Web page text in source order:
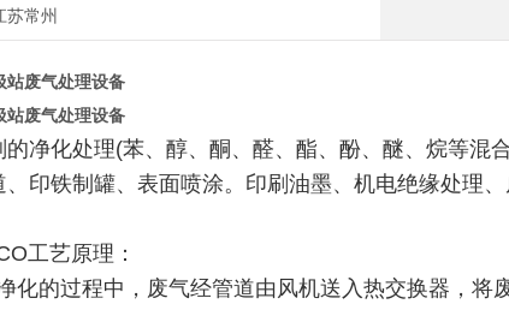
苏常州
站废气处理设备
站废气处理设备
净化处理(苯、醇、酮、醛、酯、酚、醚、烷等混
印铁制罐、表面喷涂。印刷油墨、机电绝缘处理
工艺原理：
化的过程中，废气经管道由风机送入热交换器，将